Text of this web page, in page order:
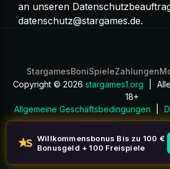
an unseren
datenschutz@stargames.de.
StargamesBoniSpieleZahlungen
Copyright © 2026 stargames1.org
18+
Allgemeine Geschäftsbedingungen
Willkommensbonus Bis zu 100 €
Bonusgeld + 100 Freispiele